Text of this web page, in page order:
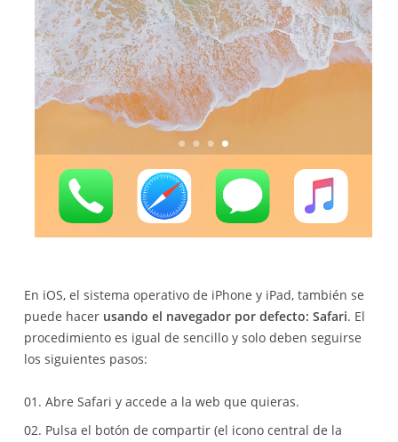
En iOS, el sistema operativo de iPhone y iPad, también se
puede hacer usando el navegador por defecto: Safari. El
procedimiento es igual de sencillo y solo deben seguirse
los siguientes pasos:
Abre Safari y accede a la web que quieras.
Pulsa el botón de compartir (el icono central de la